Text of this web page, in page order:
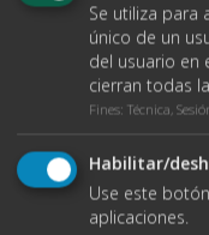
VER
O
Se utiliza para
único de un
del usuario en
cierran todas
Fines: Técnica,
Habilitar/
Use este
aplicaciones.